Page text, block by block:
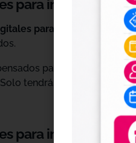
para impresión
para DTF
son ideales
para facilitar la
tendrás que adaptar el
para impresión UV